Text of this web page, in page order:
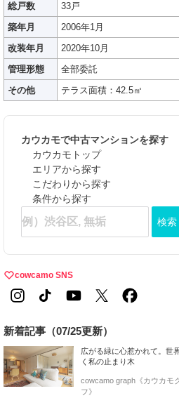
総戸数
33戸
築年月
2006年1月
改装年月
2020年10月
管理形態
全部委託
その他
テラス面積：42.5㎡
カウカモで中古マンションを探す
カウカモトップ
エリアから探す
こだわりから探す
条件から探す
検索
cowcamo SNS
新着記事（07/25更新）
広がる緑に心惹かれて。世
く私の止まり木
cowcamo graph《カウカモ
フ》